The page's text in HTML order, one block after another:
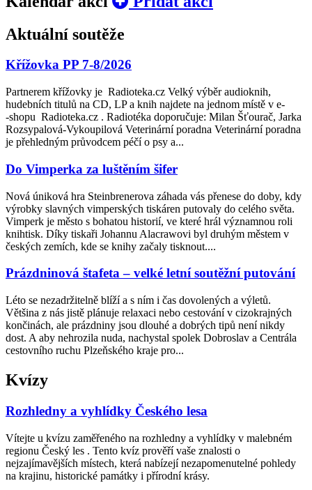
Aktuální soutěže
Křížovka PP 7-8/2026
Partnerem křížovky je ­ Radioteka.cz Velký výběr audioknih,
hudebních titulů na CD, LP a knih najdete na jednom místě v e­
‑shopu ­ Radioteka.cz . Radiotéka doporučuje: Milan Šťourač, Jarka
Rozsypalová­‑Vykoupilová Veterinární poradna Veterinární poradna
je přehledným průvodcem péčí o psy a...
Do Vimperka za luštěním šifer
Nová úniková hra Steinbrenerova záhada vás přenese do doby, kdy
výrobky slavných vimperských tiskáren putovaly do celého světa.
Vimperk je město s bohatou historií, ve které hrál významnou roli
knihtisk. Díky tiskaři Johannu Alacrawovi byl druhým městem v
českých zemích, kde se knihy začaly tisknout....
Prázdninová štafeta – velké letní soutěžní putování
Léto se nezadržitelně blíží a s ním i čas dovolených a výletů.
Většina z nás jistě plánuje relaxaci nebo cestování v cizokrajných
končinách, ale prázdniny jsou dlouhé a dobrých tipů není nikdy
dost. A aby nehrozila nuda, nachystal spolek Dobroslav a Centrála
cestovního ruchu Plzeňského kraje pro...
Kvízy
Rozhledny a vyhlídky Českého lesa
Vítejte u kvízu zaměřeného na rozhledny a vyhlídky v malebném
regionu Český les . Tento kvíz prověří vaše znalosti o
nejzajímavějších místech, která nabízejí nezapomenutelné pohledy
na krajinu, historické památky i přírodní krásy.